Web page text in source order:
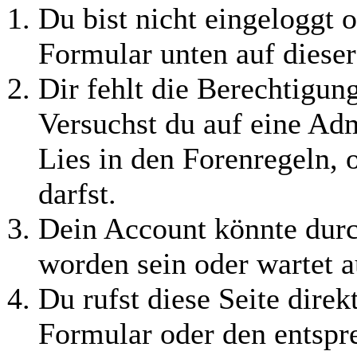
Du bist nicht eingeloggt
Formular unten auf
Dir fehlt die
Versuchst du auf eine
Lies in den Forenregeln,
darfst.
Dein Account könnte
worden sein oder wartet
Du rufst diese Seite
Formular oder den